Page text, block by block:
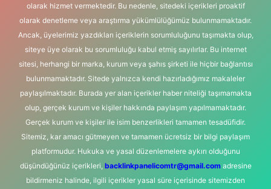
olarak hizmet vermektedir. Bu nedenle, sitedeki içerikleri proaktif
olarak denetleme veya araştırma yükümlülüğümüz bulunmamaktadır.
Ancak, üyelerimiz yazdıkları içeriklerin sorumluluğunu taşımakta olup,
siteye üye olarak bu sorumluluğu kabul etmiş sayılırlar. Bu internet
sitesi, herhangi bir marka, kurum veya şahıs şirketi ile hiçbir bağlantısı
bulunmamaktadır. Sitede yalnızca kendi hazırladığımız makaleler
paylaşılmaktadır. Burada yer alan içerikler haber niteliği taşımamakta
olup, gerçek kurum ve kişiler hakkında paylaşım yapılmamaktadır.
Gerçek kurum ve kişiler ile isim benzerlikleri tamamen tesadüfidir.
Sitemiz, kar amacı gütmeyen ve tamamen ücretsiz bir bilgi paylaşım
platformudur. Hukuka ve yasal düzenlemelere aykırı olduğunu
düşündüğünüz içerikleri, backlinkpanelicomtr@gmail.comadresine
bildirmeniz halinde, ilgili içerikler yasal süre içerisinde sitemizden